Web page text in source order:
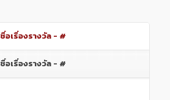
ชื่อเรื่องรางวัล - #
ชื่อเรื่องรางวัล - #